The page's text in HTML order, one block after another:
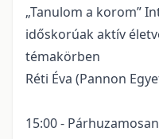
„Tanulom a korom”
időskorúak aktív
témakörben
Réti Éva (Pannon
15:00 -